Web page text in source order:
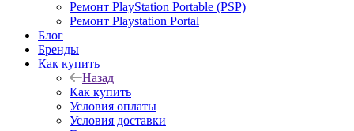
Ремонт PlayStation Portable (PSP)
Ремонт Playstation Portal
Блог
Бренды
Как купить
Назад
Как купить
Условия оплаты
Условия доставки